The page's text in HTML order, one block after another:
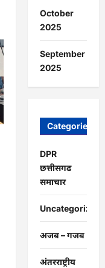
October
2025
September
2025
Categories
DPR
छत्तीसगढ
समाचार
Uncategorized
अजब – गजब
अंतरराष्ट्रीय